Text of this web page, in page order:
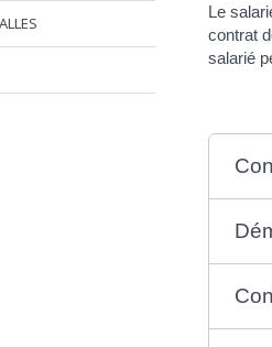
Le
contrat
salarié